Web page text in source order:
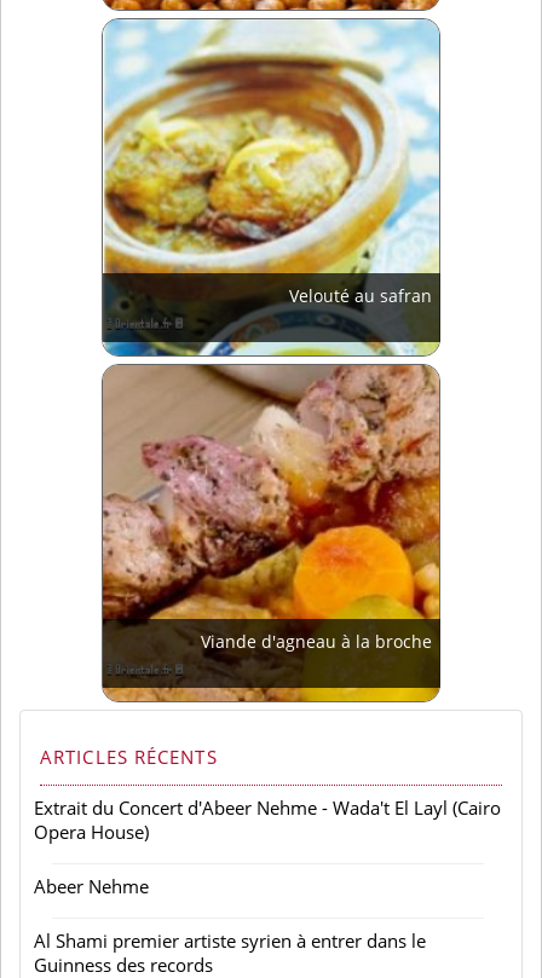
Velouté au safran
Viande d'agneau à la broche
ARTICLES RÉCENTS
Extrait du Concert d'Abeer Nehme - Wada't El Layl (Cairo
Opera House)
Abeer Nehme
Al Shami premier artiste syrien à entrer dans le
Guinness des records